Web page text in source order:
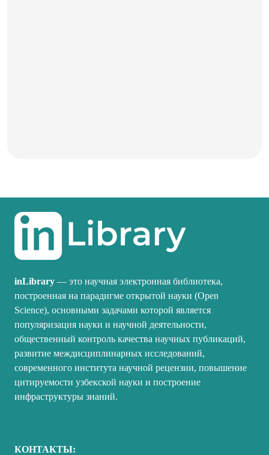
inLibrary — это научная электронная библиотека,
построенная на парадигме открытой науки (Open
Science), основными задачами которой является
популяризация науки и научной деятельности,
общественный контроль качества научных публикаций,
развитие междисциплинарных исследований,
современного института научной рецензии, повышение
цитируемости узбекской науки и построение
инфраструктуры знаний.
КОНТАКТЫ: